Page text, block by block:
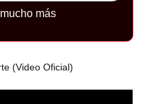
más
(Video Oficial)